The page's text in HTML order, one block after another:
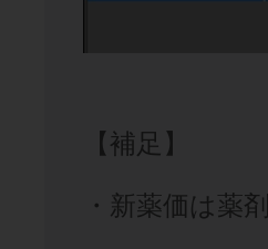
【補足】
・新薬価は薬